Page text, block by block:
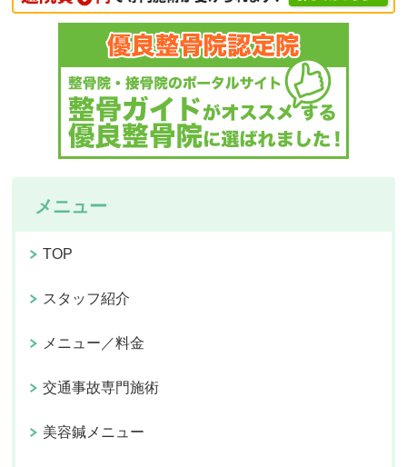
メニュー
TOP
スタッフ紹介
メニュー／料金
交通事故専門施術
美容鍼メニュー